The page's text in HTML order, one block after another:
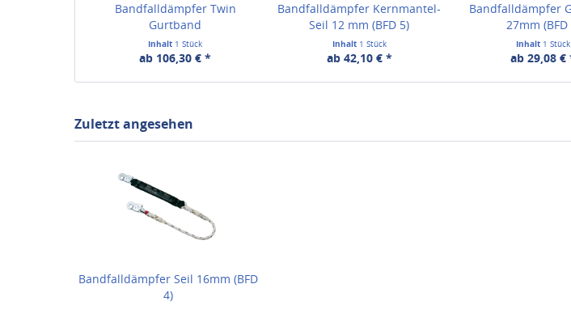
Bandfalldämpfer Twin
Gurtband
Inhalt 1 Stück
ab 106,30 € *
Bandfalldämpfer Kernmantel-
Seil 12 mm (BFD 5)
Inhalt 1 Stück
ab 42,10 € *
Bandfalldämpfer
27mm (BFD
Inhalt 1 Stück
ab 29,08 €
Zuletzt angesehen
Bandfalldämpfer Seil 16mm (BFD
4)